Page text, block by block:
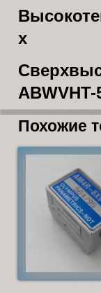
x
ABWVHT-
Похожие